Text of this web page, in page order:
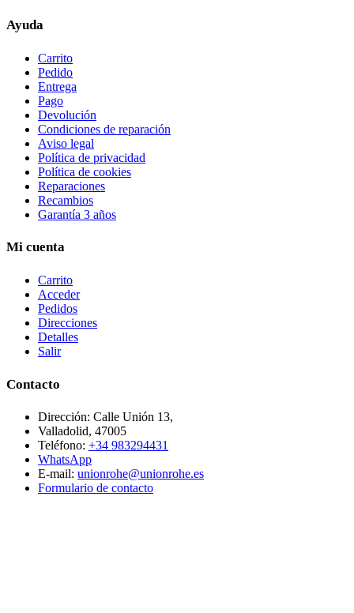
Ayuda
Carrito
Pedido
Entrega
Pago
Devolución
Condiciones de reparación
Aviso legal
Política de privacidad
Política de cookies
Reparaciones
Recambios
Garantía 3 años
Mi cuenta
Carrito
Acceder
Pedidos
Direcciones
Detalles
Salir
Contacto
Dirección: Calle Unión 13,
Valladolid, 47005
Teléfono: +34 983294431
WhatsApp
E-mail: unionrohe@unionrohe.es
Formulario de contacto